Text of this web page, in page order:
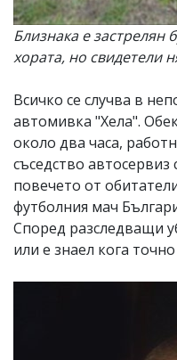
Близнака е застрелян
хората, но свидетели
Всичко се случва в
автомивка "Хела".
около два часа,
съседство
повечето от
футболния мач
Според разследващи
или е знаел кога